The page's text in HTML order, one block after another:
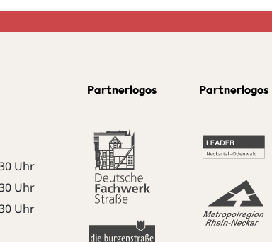
Uhr
Uhr
Uhr
Partnerlogos Partnerlogos